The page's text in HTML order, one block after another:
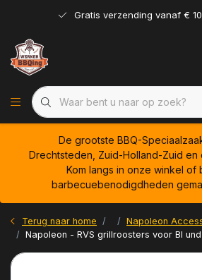
Gratis verzending vanaf €
De grootste BBQ-
Drechtsteden, Zuid-Holland-Zuid en
Kom langs in onze winkel of
barbecuebenodigdheden
Terug naar home
Napoleon
Napoleon - RVS grillroosters voor BI